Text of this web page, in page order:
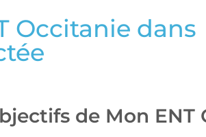
Occitanie dans
de Mon ENT